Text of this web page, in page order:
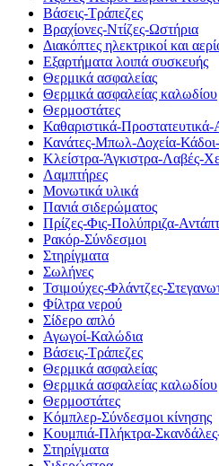
Βάσεις-Τράπεζες
Βραχίονες-Ντίζες-Ωστήρια
Διακόπτες ηλεκτρικοί και
Εξαρτήματα λοιπά συσκευής
Θερμικά ασφαλείας
Θερμικά ασφαλείας καλωδίου
Θερμοστάτες
Καθαριστικά-
Κανάτες-Μπωλ-Δοχεία-
Κλείστρα-Άγκιστρα-Λαβές-
Λαμπτήρες
Μονωτικά υλικά
Πανιά σιδερώματος
Πρίζες-Φις-Πολύπριζα-
Ρακόρ-Σύνδεσμοι
Στηρίγματα
Σωλήνες
Τσιμούχες-Φλάντζες-
Φίλτρα νερού
Σίδερο απλό
Αγωγοί-Καλώδια
Βάσεις-Τράπεζες
Θερμικά ασφαλείας
Θερμικά ασφαλείας καλωδίου
Θερμοστάτες
Κόμπλερ-Σύνδεσμοι κίνησης
Κουμπιά-Πλήκτρα-
Στηρίγματα